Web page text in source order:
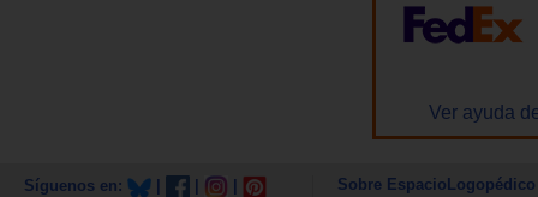
Ver ayuda
Síguenos en: Sobre EspacioLogopédico